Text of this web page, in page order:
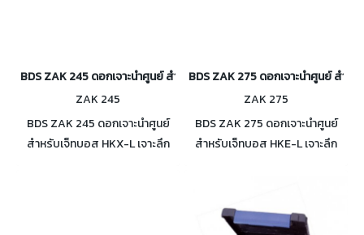
BDS ZAK 245 ดอกเจาะนำศูนย์ สำหรับเจ็ทบอส HKX-L เจาะลึก 75 มม.
ZAK 245
BDS ZAK 245 ดอกเจาะนำศูนย์
สำหรับเจ็ทบอส HKX-L เจาะลึก
BDS ZAK 275 ดอกเจาะนำศูนย์ สำหรั
ZAK 275
BDS ZAK 275 ดอกเจาะนำศูนย์
สำหรับเจ็ทบอส HKE-L เจาะลึก